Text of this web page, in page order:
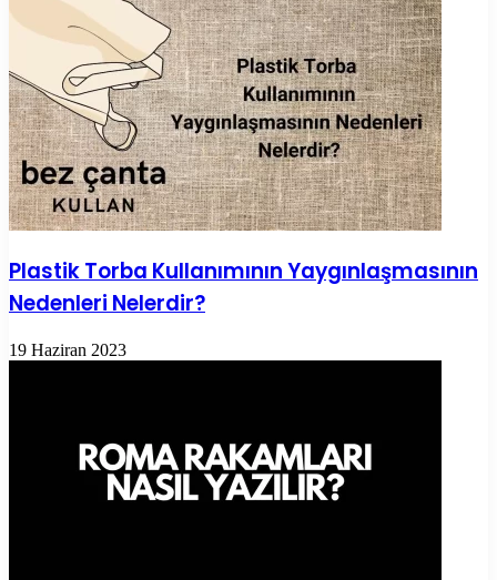
Plastik Torba Kullanımının Yaygınlaşmasının
Nedenleri Nelerdir?
19 Haziran 2023